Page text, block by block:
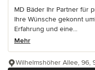
MD Bäder Ihr Partner für
Ihre Wünsche gekonnt
Erfahrung und eine...
Mehr
Wilhelmshöher Allee, 96,